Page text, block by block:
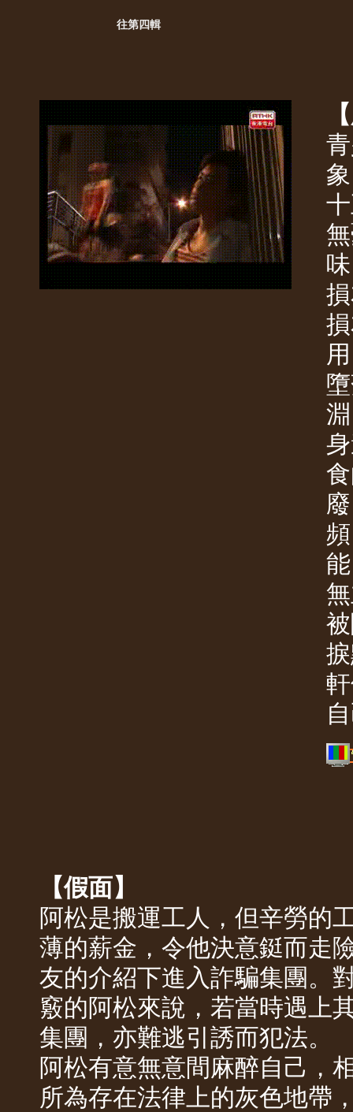
往第四輯
【假面】
阿松是搬運工人，但辛勞的
薄的薪金，令他決意鋌而走
友的介紹下進入詐騙集團。
竅的阿松來說，若當時遇上
集團，亦難逃引誘而犯法。
阿松有意無意間麻醉自己，
所為存在法律上的灰色地帶